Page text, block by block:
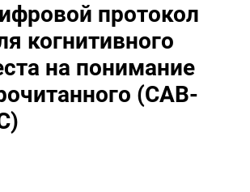
протокол
когнитивного
на понимание
(CAB-